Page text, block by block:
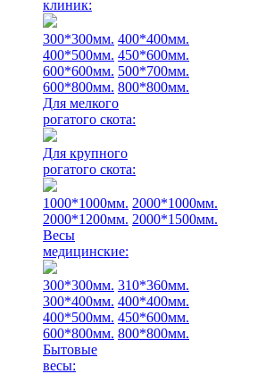
клиник:
300*300мм. 400*400мм.
400*500мм. 450*600мм.
600*600мм. 500*700мм.
600*800мм. 800*800мм.
Для мелкого
рогатого скота:
Для крупного
рогатого скота:
1000*1000мм. 2000*1000мм.
2000*1200мм. 2000*1500мм.
Весы
медицинские:
300*300мм. 310*360мм.
300*400мм. 400*400мм.
400*500мм. 450*600мм.
600*800мм. 800*800мм.
Бытовые
весы: